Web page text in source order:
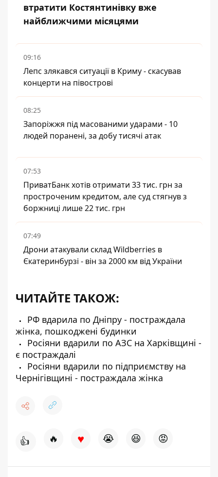
втратити Костянтинівку вже
найближчими місяцями
09:16
Лепс злякався ситуації в Криму - скасував
концерти на півострові
08:25
Запоріжжя під масованими ударами - 10
людей поранені, за добу тисячі атак
07:53
ПриватБанк хотів отримати 33 тис. грн за
простроченим кредитом, але суд стягнув з
боржниці лише 22 тис. грн
07:49
Дрони атакували склад Wildberries в
Єкатеринбурзі - він за 2000 км від України
ЧИТАЙТЕ ТАКОЖ:
РФ вдарила по Дніпру - постраждала
жінка, пошкоджені будинки
Росіяни вдарили по АЗС на Харківщині -
є постраждалі
Росіяни вдарили по підприємству на
Чернігівщині - постраждала жінка
👍 🔥 ♥ 😭 😆 😡